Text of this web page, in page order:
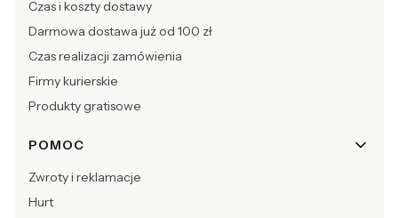
Czas i koszty dostawy
Darmowa dostawa już od 100 zł
Czas realizacji zamówienia
Firmy kurierskie
Produkty gratisowe
POMOC
Zwroty i reklamacje
Hurt